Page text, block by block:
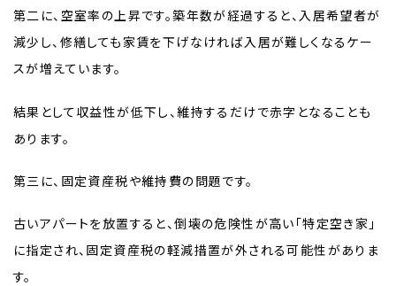
第二に、空室率の上昇です。築年数が経過すると、入居希望者が
減少し、修繕しても家賃を下げなければ入居が難しくなるケー
スが増えています。
結果として収益性が低下し、維持するだけで赤字となることも
あります。
第三に、固定資産税や維持費の問題です。
古いアパートを放置すると、倒壊の危険性が高い「特定空き家」
に指定され、固定資産税の軽減措置が外される可能性がありま
す。